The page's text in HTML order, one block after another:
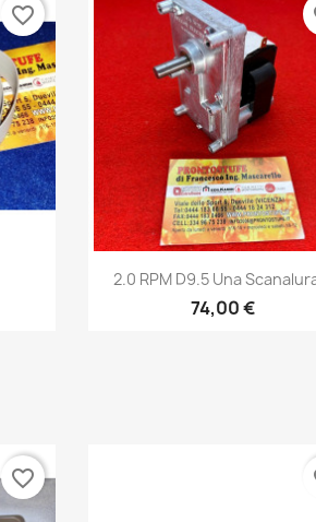
favorite_border
Anteprima
2.0 RPM D9.5 Una
74,00 €
favorite_border